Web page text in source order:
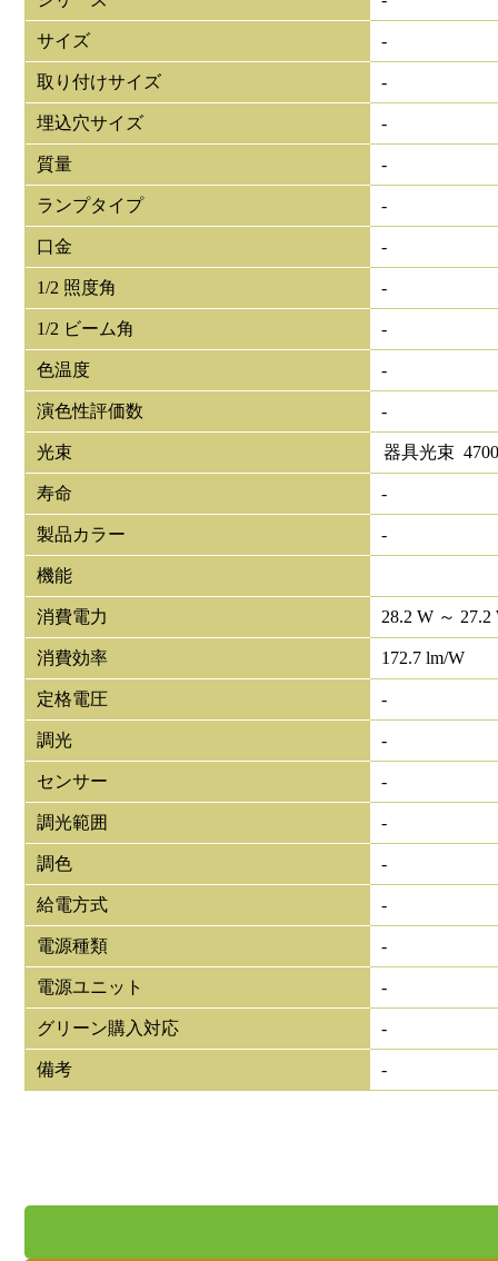
サイズ -
取り付けサイズ -
埋込穴サイズ -
質量 -
ランプタイプ -
口金 -
1/2 照度角 -
1/2 ビーム角 -
色温度 -
演色性評価数 -
光束 器具光束
寿命 -
製品カラー -
機能
消費電力 28.2 W ～ 27.2
消費効率 172.7 lm/W
定格電圧 -
調光 -
センサー -
調光範囲 -
調色 -
給電方式 -
電源種類 -
電源ユニット -
グリーン購入対応 -
備考 -